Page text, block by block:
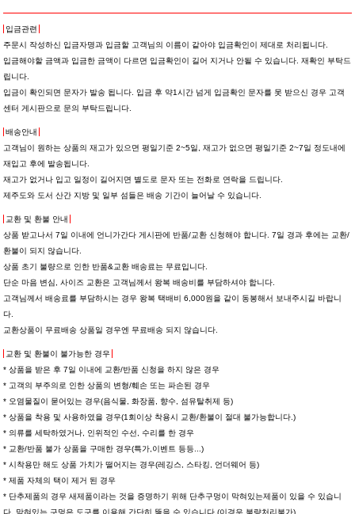
입금관련
주문시 작성하신 입금자명과 입금할 고객님의 이름이 같아야 입금확인이 제대로 처리됩니다.
입금해야할 금액과 입금한 금액이 다르면 입금확인이 길어 지거나 안될 수 있습니다. 재확인 부탁드
립니다.
입금이 확인되면 문자가 발송 됩니다. 입금 후 약1시간 넘게 입금확인 문자를 못 받으신 경우 고객
센터 게시판으로 문의 부탁드립니다.
배송안내
고객님이 원하는 상품의 재고가 있으면 평일기준 2~5일, 재고가 없으면 평일기준 2~7일 정도내에
재입고 후에 발송됩니다.
재고가 없거나 입고 일정이 길어지면 별도로 문자 또는 전화로 연락을 드립니다.
제주도와 도서 산간 지방 및 일부 섬들은 배송 기간이 늘어날 수 있습니다.
교환 및 환불 안내
상품 받고나서 7일 이내에 언니가간다 게시판에 반품/교환 신청해야 합니다. 7일 경과 후에는 교환/
환불이 되지 않습니다.
상품 초기 불량으로 인한 반품&교환 배송료는 무료입니다.
단순 마음 변심, 사이즈 교환은 고객님께서 왕복 배송비를 부담하셔야 합니다.
고객님께서 배송료를 부담하시는 경우 왕복 택배비 6,000원을 같이 동봉해서 보내주시길 바랍니
다.
교환상품이 무료배송 상품일 경우엔 무료배송 되지 않습니다.
교환 및 환불이 불가능한 경우
* 상품을 받은 후 7일 이내에 교환/반품 신청을 하지 않은 경우
* 고객의 부주의로 인한 상품의 변형/훼손 또는 파손된 경우
* 오염물질이 묻어있는 경우(음식물, 화장품, 향수, 섬유탈취제 등)
* 상품을 착용 및 사용하였을 경우(1회이상 착용시 교환/환불이 절대 불가능합니다.)
* 의류를 세탁하였거나, 인위적인 수선, 수리를 한 경우
* 교환/반품 불가 상품을 구매한 경우(특가,이벤트 등등...)
* 시착용만 해도 상품 가치가 떨어지는 경우(레깅스, 스타킹, 언더웨어 등)
* 제품 자체의 택이 제거 된 경우
* 단추제품의 경우 새제품이라는 것을 증명하기 위해 단추구멍이 막혀있는제품이 있을 수 있습니
다. 막혀있는 구멍은 도구를 이용해 간단히 뚫을 수 있습니다.(이경우 불량처리불가)